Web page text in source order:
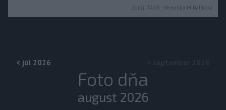
Zdroj: TASR - Veronika Mihalíková
< júl 2026
Foto dňa
august 2026